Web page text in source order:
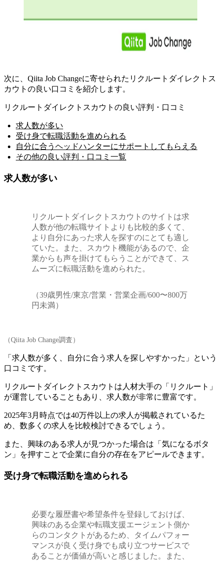
次に、Qiita Job Changeに寄せられたリクルートダイレクトス
カウトの良い口コミを紹介します。
リクルートダイレクトスカウトの良い評判・口コミ
求人数が多い
受け身で転職活動を進められる
自分に合うヘッドハンターにサポートしてもらえる
その他の良い評判・口コミ一覧
求人数が多い
リクルートダイレクトスカウトのサイトは求
人数が他の転職サイトよりも比較的多くて、
より自分にあった求人を探すのにとても適し
ていた。また、スカウト機能があるので、企
業からも声を掛けてもらうことができて、ス
ムーズに転職活動を進められた。
（39歳男性/東京/営業・営業企画/600〜800万
円未満）
（Qiita Job Change調査）
「求人数が多く、自分に合う求人を探しやすかった」という
口コミです。
リクルートダイレクトスカウトは人材大手の「リクルート」
が運営していることもあり、求人数が非常に豊富です。
2025年3月時点では40万件以上の求人が掲載されているた
め、数多くの求人を比較検討できるでしょう。
また、興味のある求人が見つかった場合は「気になるボタ
ン」を押すことで企業に自分の存在をアピールできます。
受け身で転職活動を進められる
必要な履歴書や希望条件を登録しておけば、
興味のある企業や転職支援エージェント側か
らのコンタクトがあるため、タイムパフォー
マンスが良く受け身でも成り立つサービスで
あることが価値が高いと感じました。また、